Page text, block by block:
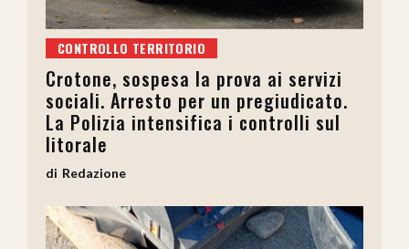
CONTROLLO TERRITORIO
Crotone, sospesa la prova ai servizi
sociali. Arresto per un pregiudicato.
La Polizia intensifica i controlli sul
litorale
Redazione